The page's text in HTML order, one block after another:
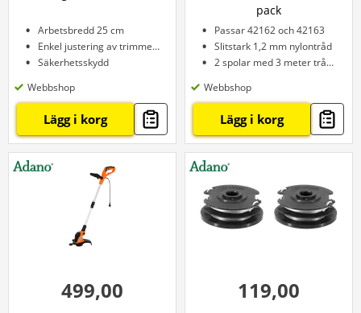
Arbetsbredd 25 cm
Enkel justering av trimmertråd
Säkerhetsskydd
Webbshop
Lägg i korg
pack
Passar 42162 och 42163
Slitstark 1,2 mm nylontråd
2 spolar med 3 meter tråd per spole
Webbshop
Lägg i korg
499,00 119,00